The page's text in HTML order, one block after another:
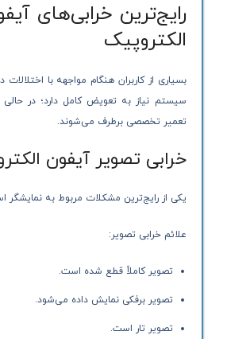
رایج‌ترین خرابی‌های
الکتروپیک
بسیاری از کاربران هنگام مواجهه با
سیستم نیاز به تعویض کامل دارد؛ در
تعمیر تخصصی برطرف می‌شوند.
خرابی تصویر آیفون
یکی از رایج‌ترین مشکلات مربوط به نمایشگر
علائم خرابی تصویر:
تصویر کاملاً قطع شده است.
تصویر برفکی نمایش داده می‌شود.
تصویر تار است.